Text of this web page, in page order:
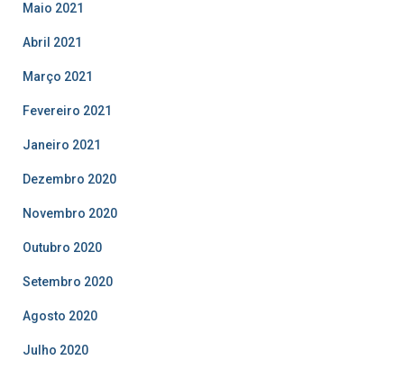
Maio 2021
Abril 2021
Março 2021
Fevereiro 2021
Janeiro 2021
Dezembro 2020
Novembro 2020
Outubro 2020
Setembro 2020
Agosto 2020
Julho 2020